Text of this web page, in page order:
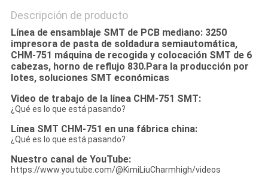
Descripción de producto
Línea de ensamblaje SMT de PCB mediano: 3250
impresora de pasta de soldadura semiautomática,
CHM-751 máquina de recogida y colocación SMT de 6
cabezas, horno de reflujo 830.Para la producción por
lotes, soluciones SMT económicas
Video de trabajo de la línea CHM-751 SMT:
¿Qué es lo que está pasando?
Línea SMT CHM-751 en una fábrica china:
¿Qué es lo que está pasando?
Nuestro canal de YouTube:
https://www.youtube.com/@KimiLiuCharmhigh/videos